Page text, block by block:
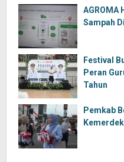
AGROMA
Sampah
Festival
Peran
Tahun
Pemkab